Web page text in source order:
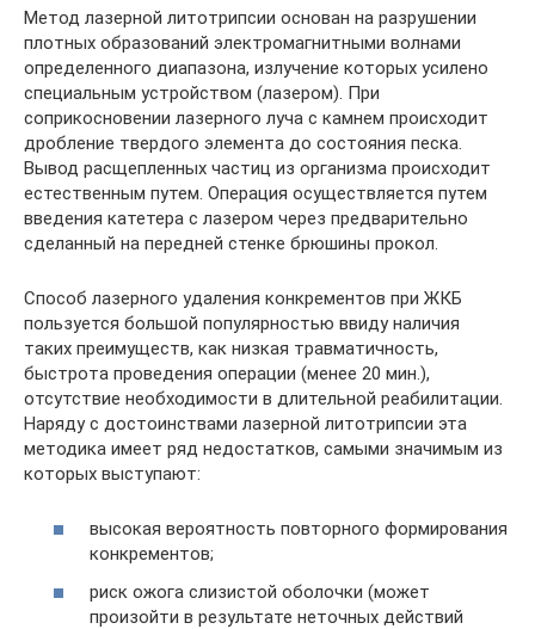
Метод лазерной литотрипсии основан на разрушении
плотных образований электромагнитными волнами
определенного диапазона, излучение которых усилено
специальным устройством (лазером). При
соприкосновении лазерного луча с камнем происходит
дробление твердого элемента до состояния песка.
Вывод расщепленных частиц из организма происходит
естественным путем. Операция осуществляется путем
введения катетера с лазером через предварительно
сделанный на передней стенке брюшины прокол.
Способ лазерного удаления конкрементов при ЖКБ
пользуется большой популярностью ввиду наличия
таких преимуществ, как низкая травматичность,
быстрота проведения операции (менее 20 мин.),
отсутствие необходимости в длительной реабилитации.
Наряду с достоинствами лазерной литотрипсии эта
методика имеет ряд недостатков, самыми значимым из
которых выступают:
высокая вероятность повторного формирования
конкрементов;
риск ожога слизистой оболочки (может
произойти в результате неточных действий